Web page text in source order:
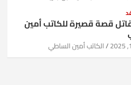
قصة قصيرة للكاتب أمين
الكاتب أمين الساطي